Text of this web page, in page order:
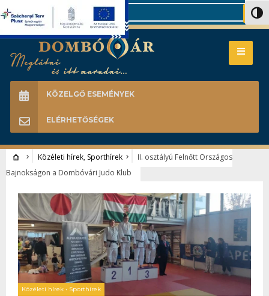
Search
KÖZELGŐ ESEMÉNYEK
ELÉRHETŐSÉGEK
Közéleti hírek, Sporthírek
II. osztályú Felnőtt Országos
Bajnokságon a Dombóvári Judo Klub
Közéleti hírek • Sporthírek